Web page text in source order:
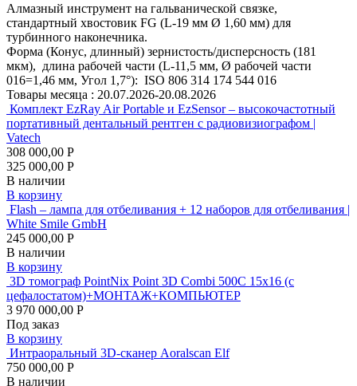
Алмазный инструмент на гальванической связке,
стандартный хвостовик FG (L-19 мм Ø 1,60 мм) для
турбинного наконечника.
Форма (Конус, длинный) зернистость/дисперсность (181
мкм), длина рабочей части (L-11,5 мм, Ø рабочей части
016=1,46 мм, Угол 1,7°): ISO 806 314 174 544 016
Товары месяца : 20.07.2026-20.08.2026
Комплект EzRay Air Portable и EzSensor – высокочастотный
портативный дентальный рентген с радиовизиографом |
Vatech
308 000,00 Р
325 000,00 Р
В наличии
В корзину
Flash – лампа для отбеливания + 12 наборов для отбеливания |
White Smile GmbH
245 000,00 Р
В наличии
В корзину
3D томограф PointNix Point 3D Combi 500C 15х16 (с
цефалостатом)+МОНТАЖ+КОМПЬЮТЕР
3 970 000,00 Р
Под заказ
В корзину
Интраоральный 3D-сканер Aoralscan Elf
750 000,00 Р
В наличии